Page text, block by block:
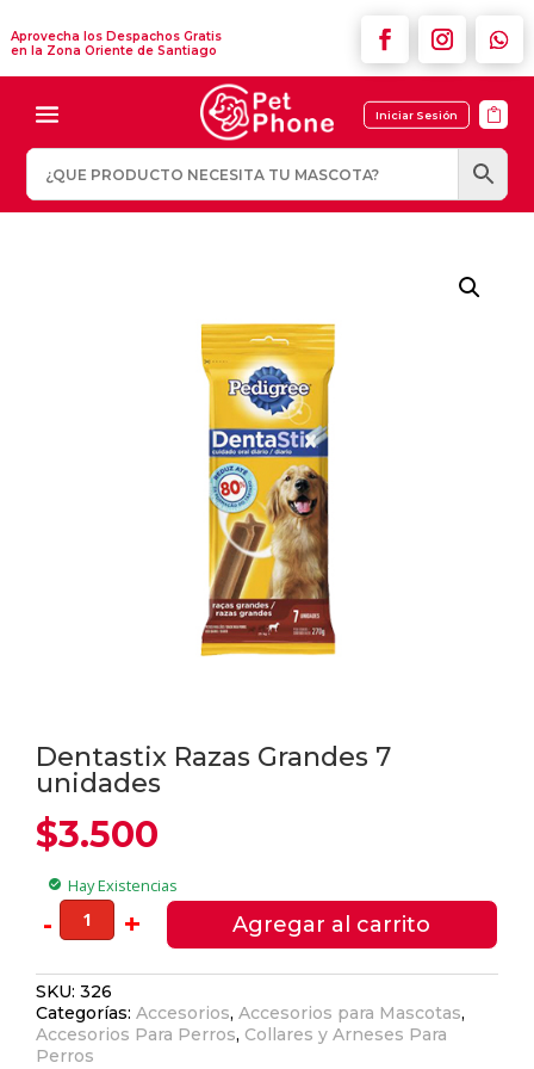
Aprovecha los Despachos Gratis
en la Zona Oriente de Santiago
Iniciar Sesión 
Dentastix Razas Grandes 7
unidades
$3.500
check_circle Hay Existencias
- Dentastix
Razas
7
unidades
cantidad
+ Agregar al carrito
SKU:326
Categorías:Accesorios,Accesorios para Mascotas,
Accesorios Para Perros, Collares y Arneses Para
Perros